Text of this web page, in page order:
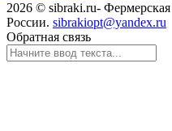
2026 © sibraki.ru-
России. sibrakiopt@yandex.ru
Обратная связь